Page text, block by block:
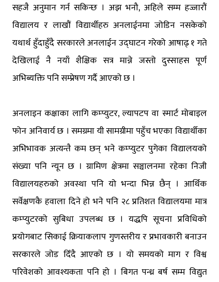
सहजै अनुमान गर्न सकिन्छ । अझ भनौ, अहिले सम्म हज्जारौं
विद्यालय र लाखौं विद्यार्थीहरु अनलाईनमा जोडिन नसकेको
यथार्थ हुँदाहुँदै सरकारले अनलाईन उद्घाटन गरेको आषाढ् १ गते
देखिलाई नै नयाँ शैक्षिक सत्र मान्ने जस्तो दुस्साहस पूर्ण
अभिब्यक्ति पनि सम्प्रेषण गर्दै आएको छ ।
अनलाइन कक्षाका लागि कम्प्युटर, ल्यापटप वा स्मार्ट मोबाइल
फोन अनिवार्य छ । समग्रमा यी सामग्रीमा पहुँच भएका विद्यार्थीका
अभिभावक अत्यन्तै कम छन् भने कम्प्युटर पुगेका विद्यालयको
संख्या पनि न्यून छ । ग्रामिण क्षेत्रमा सञ्चालनमा रहेका निजी
विद्यालयहरुको अवस्था पनि यो भन्दा भिन्न छैन् । आर्थिक
सर्वेक्षणकै हवाला दिने हो भने पनि २८ प्रतिशत विद्यालयमा मात्र
कम्प्युटरको सुबिधा उपलब्ध छ । यद्धपि सूचना प्रविधिको
प्रयोगबाट सिकाई क्रियाकलाप गुणस्तरीय र प्रभावकारी बनाउन
सरकारले जोड दिँदै आएको छ । यो समयको माग र विश्व
परिवेशको आवश्यकता पनि हो । बिगत पन्ध्र बर्ष सम्म विद्युत